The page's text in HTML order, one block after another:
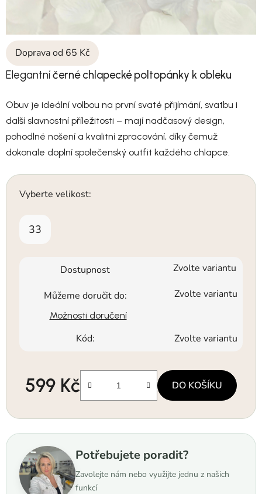
Doprava od 65 Kč
Elegantníčerné chlapecké poltopánky k obleku
Obuv je ideální volbou na první svaté přijímání, svatbu i
další slavnostní příležitosti – mají nadčasový design,
pohodlné nošení a kvalitní zpracování, díky čemuž
dokonale doplní společenský outfit každého chlapce.
Vyberte velikost:
33
Dostupnost Zvolte variantu
Můžeme doručit do: Zvolte variantu
Možnosti doručení
Kód: Zvolte variantu
599 Kč DO KOŠÍKU
Potřebujete poradit?
Zavolejte nám nebo využijte jednu z našich
funkcí